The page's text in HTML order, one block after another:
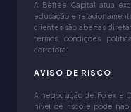
A Befree Capital atua
educação e
clientes são abertas
termos, condições,
corretora.
AVISO DE RISCO
A negociação de Forex e
nível de risco e pode não